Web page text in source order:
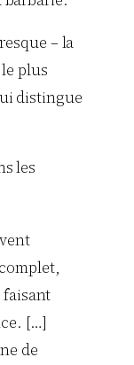
– la
plus
distingue
les
faisant
[…]
de